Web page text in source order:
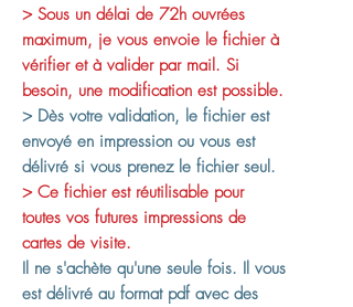
> Sous un délai de 72h ouvrées
maximum, je vous envoie le fichier à
vérifier et à valider par mail. Si
besoin, une modification est possible.
> Dès votre validation, le fichier est
envoyé en impression ou vous est
délivré si vous prenez le fichier seul.
> Ce fichier est réutilisable pour
toutes vos futures impressions de
cartes de visite.
Il ne s'achète qu'une seule fois. Il vous
est délivré au format pdf avec des